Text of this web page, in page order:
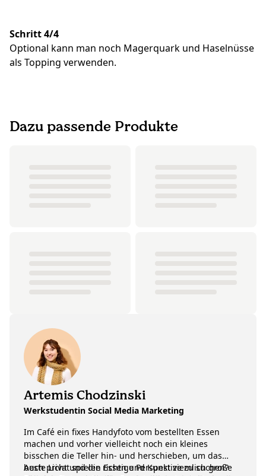
Schritt 4/4
Optional kann man noch Magerquark und Haselnüsse
als Topping verwenden.
Dazu passende Produkte
Artemis Chodzinski
Werkstudentin Social Media Marketing
Im Café ein fixes Handyfoto vom bestellten Essen
machen und vorher vielleicht noch ein kleines
bisschen die Teller hin- und herschieben, um das
beste Licht und die richtige Perspektive zu suchen?
Auch privat spielen Essen und Kunst ziemlich große